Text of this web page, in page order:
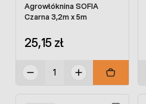
Agrowłóknina SOFIA
Czarna 3,2m x 5m
25,15 zł